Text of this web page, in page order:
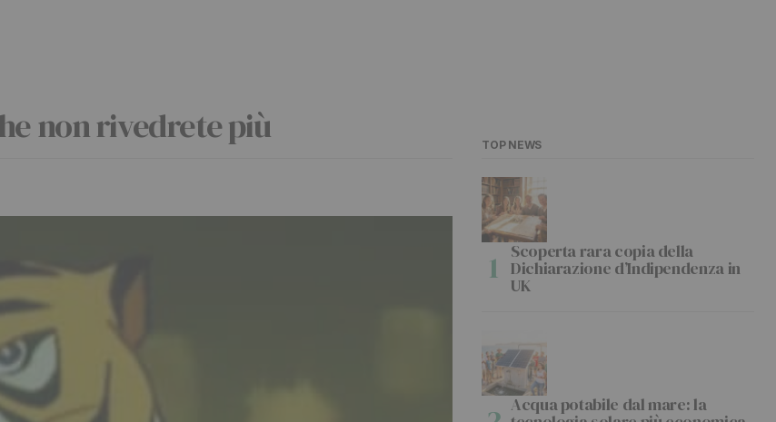
non rivedrete più TOP NEWS
Scoperta rara copia della
Dichiarazione d’Indipendenza in
UK
Acqua potabile dal mare: la